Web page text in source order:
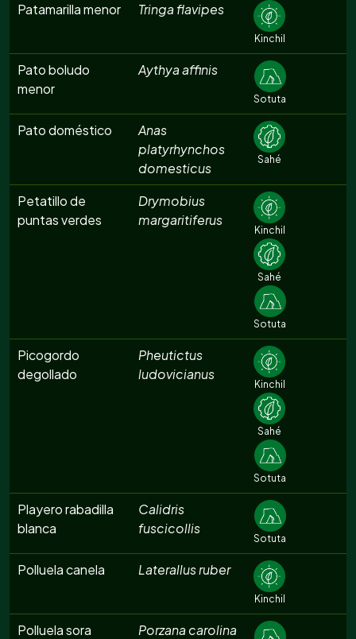
Patamarilla menor Tringa flavipes
Kinchil
Pato boludo
menor
Aythya affinis
Sotuta
Pato doméstico
Anas
platyrhynchos
domesticus
Sahé
Petatillo de
puntas verdes
Drymobius
margaritiferus
Kinchil
Sahé
Sotuta
Picogordo
degollado
Pheutictus
ludovicianus
Kinchil
Sahé
Sotuta
Playero rabadilla
blanca
Calidris
fuscicollis
Sotuta
Polluela canela Laterallus ruber
Kinchil
Polluela sora Porzana carolina